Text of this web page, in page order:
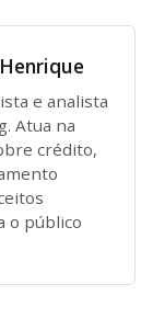
e analista
Atua na
crédito,
o público